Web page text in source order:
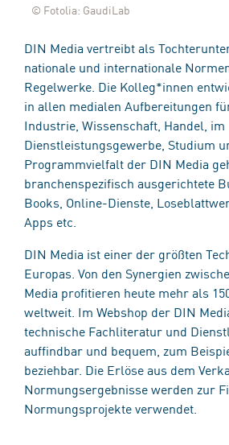
© Fotolia: GaudiLab
DIN Media vertreibt als
nationale und internationale
Regelwerke. Die Kolleg*innen
in allen medialen Aufbereitungen
Industrie, Wissenschaft, Handel, im
Dienstleistungsgewerbe, Studium
Programmvielfalt der DIN Media
branchenspezifisch ausgerichtete
Books, Online-Dienste,
Apps etc.
DIN Media ist einer der größten
Europas. Von den Synergien
Media profitieren heute mehr als
weltweit. Im Webshop der DIN
technische Fachliteratur und
auffindbar und bequem, zum
beziehbar. Die Erlöse aus dem
Normungsergebnisse werden zur
Normungsprojekte verwendet.